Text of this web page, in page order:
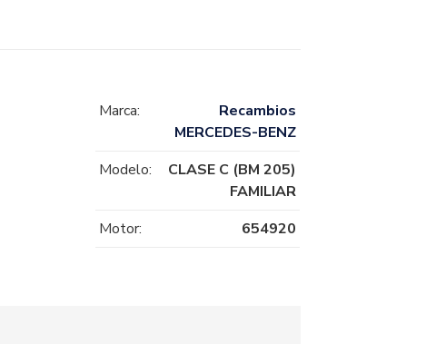
Marca:
Recambios
MERCEDES-BENZ
Modelo:
CLASE C (BM 205)
FAMILIAR
Motor:
654920